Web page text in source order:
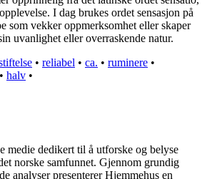
I dag brukes ordet sensasjon på
som vekker oppmerksomhet eller skaper
uvanlighet eller overraskende natur.
• reliabel • ca. • ruminere •
• halv •
medie dedikert til å utforske og belyse
norske samfunnet. Gjennom grundig
analyser presenterer Hjemmehus en